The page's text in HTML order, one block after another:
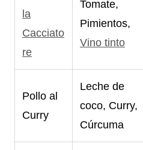
la
Cacciato
re
Tomate,
Pimientos,
Vino tinto
Pollo al
Curry
Leche de
coco, Curry,
Cúrcuma